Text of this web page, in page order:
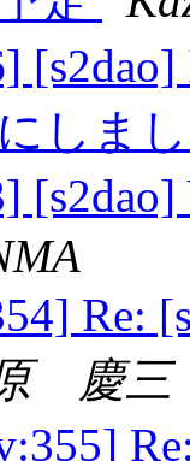
しま
Re:
慶三